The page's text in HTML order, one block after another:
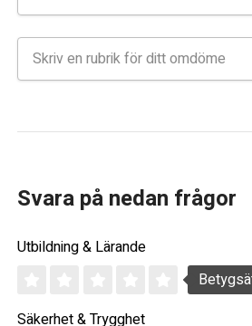
Svara på nedan frågor
Utbildning & Lärande
Säkerhet & Trygghet